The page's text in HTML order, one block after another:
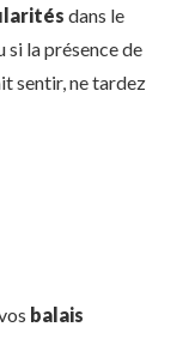
dans le
si la présence de
sentir, ne tardez
balais